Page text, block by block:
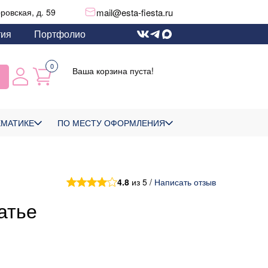
д. 59 mail@esta-fiesta.ru
Портфолио
0 Ваша корзина пуста!
ПО МЕСТУ ОФОРМЛЕНИЯ
4.8 из 5 / Написать отзыв